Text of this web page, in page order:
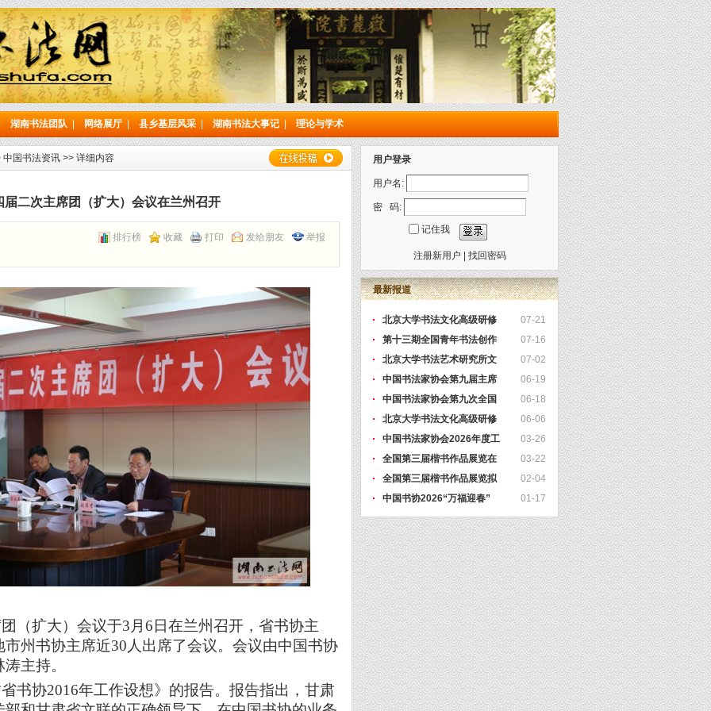
湖南书法团队 网络展厅 县乡基层风采 湖南书法大事记 理论与学术
中国书法资讯 >> 详细内容
届二次主席团（扩大）会议在兰州召开
排行榜 收藏 打印 发给朋友 举报
（扩大）会议于3月6日在兰州召开，省书协主
州书协主席近30人出席了会议。会议由中国书协
主持。
书协2016年工作设想》的报告。报告指出，甘肃
用户登录
用户名:
密 码:
记住我
注册新用户 找回密码
最新报道
07-21
北京大学书法文化高级研修
07-16
第十三期全国青年书法创作
07-02
北京大学书法艺术研究所文
06-19
中国书法家协会第九届主席
06-18
中国书法家协会第九次全国
06-06
北京大学书法文化高级研修
03-26
中国书法家协会2026年度工
03-22
全国第三届楷书作品展览在
02-04
全国第三届楷书作品展览拟
01-17
中国书协2026“万福迎春”